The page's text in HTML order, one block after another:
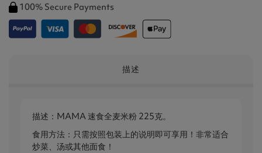
100% Secure Payments
描述
描述：MAMA 速食全麦米粉 225克。
食用方法：只需按照包装上的说明即可享用！非常适合
炒菜、汤或其他面食！